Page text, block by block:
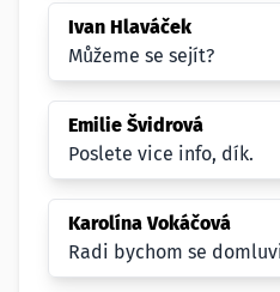
Ivan Hlaváček
Můžeme se sejít?
Emilie Švidrová
Poslete vice info, dík.
Karolína Vokáčová
Radi bychom se